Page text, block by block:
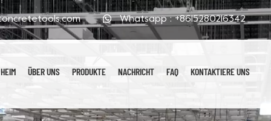
Whatsapp :+8615280216342
HEIM ÜBER UNS PRODUKTE NACHRICHT FAQ KONTAKTIERE UNS